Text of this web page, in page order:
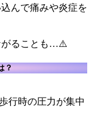
んで痛みや炎症を
がることも…⚠️
？
行時の圧力が集中